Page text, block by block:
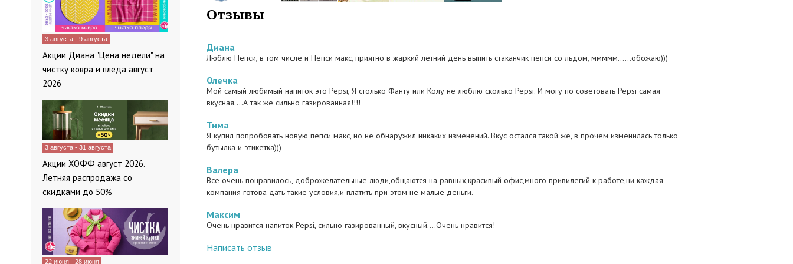
и газированные напитки, а также различные энергетические и
тонизирующие напитки. Как показывают статистические
востребованы на многих рынках мира. А под логотипом Pepsi Co
люди знают, что приобретают качественный товар.
благотворительности, проходит без поддержки Пепси. Компания
реализует множество социальных программ во многих странах,
поддержке всяческих спортивных и музыкальных мероприятий.
Распродажи от Pepsi Co
Оттого, что продукция компании традиционно пользуется
сумасшедшим спросом, Pepsi Co отнюдь не стала останавливаться
Разумеется, столь популярная компания часто проводит
различные акции и делает скидки на свою продукцию, поэтому не
упустите свой шанс сэкономить на нашем сайте.
Отзывы
Диана
Люблю Пепси, в том числе и Пепси макс, приятно в жаркий летний день выпить стаканчик пепси со льдом, ммммм......обожаю)))
Олечка
Мой самый любимый напиток это Pepsi, Я столько Фанту или Колу не люблю сколько Pepsi. И могу по советовать Pepsi самая
вкусная....А так же сильно газированная!!!!
Тима
Я купил попробовать новую пепси макс, но не обнаружил никаких изменений. Вкус остался такой же, в прочем изменилась только
бутылка и этикетка)))
Валера
Все очень понравилось, доброжелательные люди,общаются на равных,красивый офис,много привилегий к работе,ни каждая
компания готова дать такие условия,и платить при этом не малые деньги.
Максим
Очень нравится напиток Pepsi, сильно газированный, вкусный....Очень нравится!
Написать отзыв
3 августа - 9 августа
Акции Диана "Цена недели" на
чистку ковра и пледа август
2026
3 августа - 31 августа
Акции ХОФФ август 2026.
Летняя распродажа со
скидками до 50%
22 июня - 28 июня